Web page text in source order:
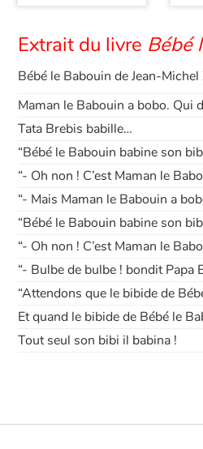
Extrait du livre Bébé
Bébé le Babouin de Jean-
Maman le Babouin a bobo. Qui
Tata Brebis babille…
“Bébé le Babouin babine son
“- Oh non ! C’est Maman le
“- Mais Maman le Babouin a
“Bébé le Babouin babine son
“- Oh non ! C’est Maman le
“- Bulbe de bulbe ! bondit Papa
“Attendons que le bibide de
Et quand le bibide de Bébé le
Tout seul son bibi il babina !